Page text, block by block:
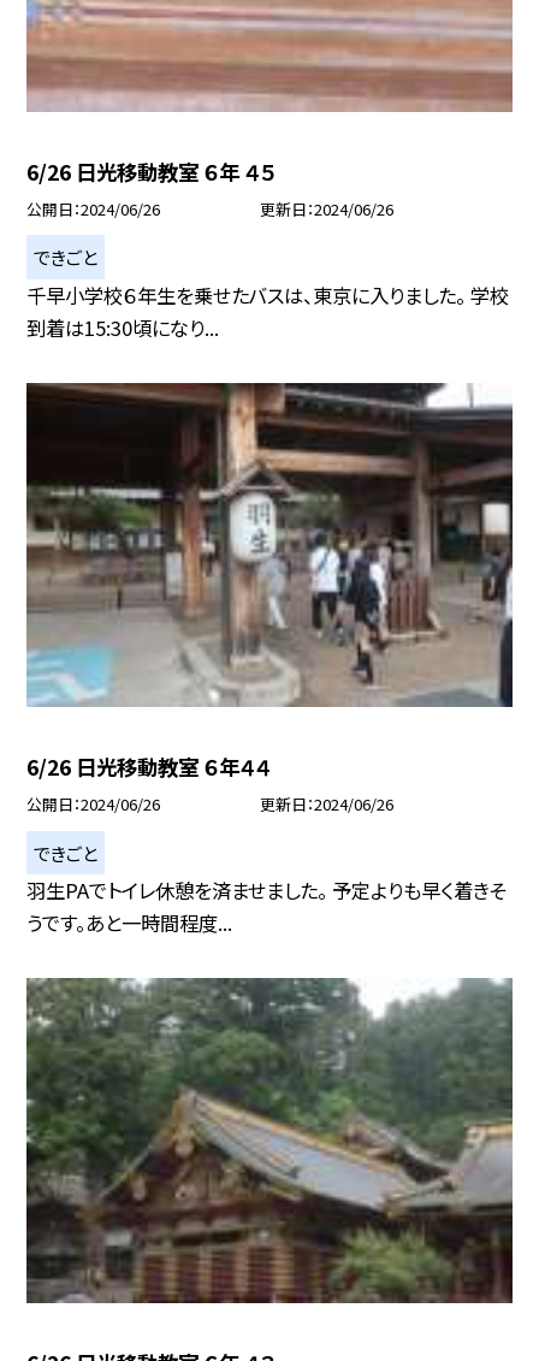
6/26 日光移動教室 ６年 ４５
公開日 2024/06/26 更新日 2024/06/26
できごと
千早小学校６年生を乗せたバスは、東京に入りました。 学校
到着は15:30頃になり...
6/26 日光移動教室 ６年４４
公開日 2024/06/26 更新日 2024/06/26
できごと
羽生PAでトイレ休憩を済ませました。 予定よりも早く着きそ
うです。あと一時間程度...